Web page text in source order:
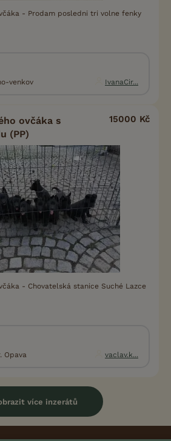
- Prodam posledni tri volne fenky
venkov
IvanaCir...
ovčáka s
(PP)
15000 Kč
- Chovatelská stanice Suché Lazce
Opava
vaclav.k...
více inzerátů